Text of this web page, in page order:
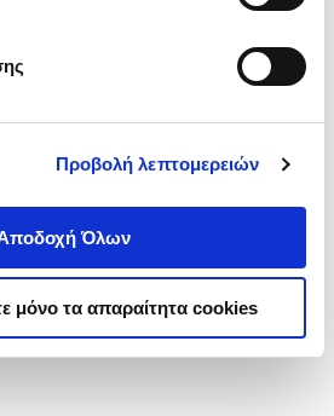
Προβολή λεπτομερειών
Όλων
μόνο τα απαραίτητα cookies